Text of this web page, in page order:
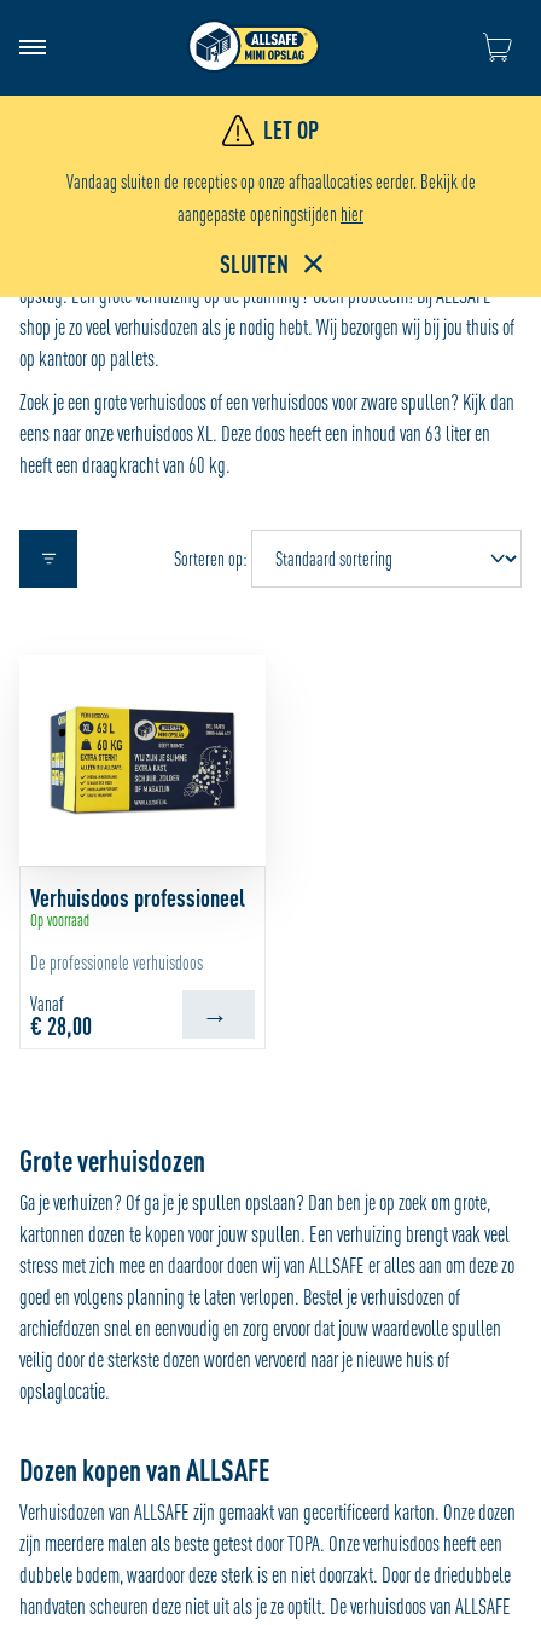
Ga naar
LET OP
Vandaag sluiten de recepties op onze afhaallocaties eerder. Bekijk de
aangepaste openingstijden hier
SLUITEN
Grote verhuisdozen
Al onze dozen zijn van professionele kwaliteit en ideaal voor je verhuizing of
opslag. Een grote verhuizing op de planning? Geen probleem! Bij ALLSAFE
shop je zo veel verhuisdozen als je nodig hebt. Wij bezorgen wij bij jou thuis of
op kantoor op pallets.
Zoek je een grote verhuisdoos of een verhuisdoos voor zware spullen? Kijk dan
eens naar onze verhuisdoos XL. Deze doos heeft een inhoud van 63 liter en
heeft een draagkracht van 60 kg.
Sorteren op:
Verhuisdoos professioneel
Op voorraad
De professionele verhuisdoos
Vanaf
€ 28,00 BEKIJK
Grote verhuisdozen
Ga je verhuizen? Of ga je je spullen opslaan? Dan ben je op zoek om grote,
kartonnen dozen te kopen voor jouw spullen. Een verhuizing brengt vaak veel
stress met zich mee en daardoor doen wij van ALLSAFE er alles aan om deze zo
goed en volgens planning te laten verlopen. Bestel je verhuisdozen of
archiefdozen snel en eenvoudig en zorg ervoor dat jouw waardevolle spullen
veilig door de sterkste dozen worden vervoerd naar je nieuwe huis of
opslaglocatie.
Dozen kopen van ALLSAFE
Verhuisdozen van ALLSAFE zijn gemaakt van gecertificeerd karton. Onze dozen
zijn meerdere malen als beste getest door TOPA. Onze verhuisdoos heeft een
dubbele bodem, waardoor deze sterk is en niet doorzakt. Door de driedubbele
handvaten scheuren deze niet uit als je ze optilt. De verhuisdoos van ALLSAFE